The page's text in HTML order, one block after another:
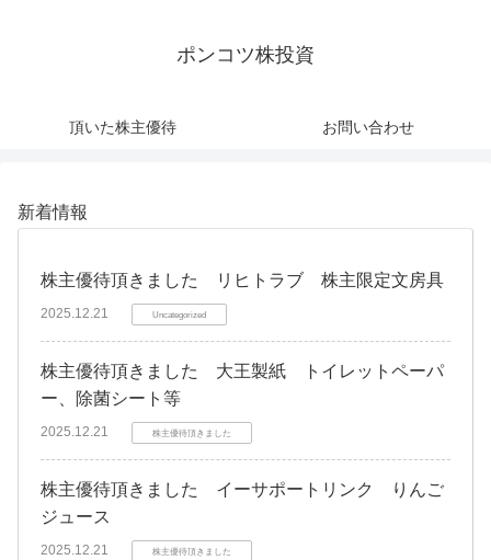
ポンコツ株投資
頂いた株主優待 お問い合わせ
新着情報
株主優待頂きました リヒトラブ 株主限定文房具
2025.12.21 Uncategorized
株主優待頂きました 大王製紙 トイレットペーパ
ー、除菌シート等
2025.12.21 株主優待頂きました
株主優待頂きました イーサポートリンク りんご
ジュース
2025.12.21 株主優待頂きました